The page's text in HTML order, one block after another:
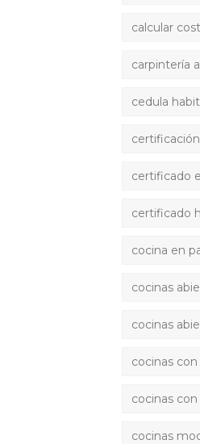
calcular
carpintería
cedula
certificado
certificado
cocina en
cocinas
cocinas
cocinas con
cocinas
cocinas